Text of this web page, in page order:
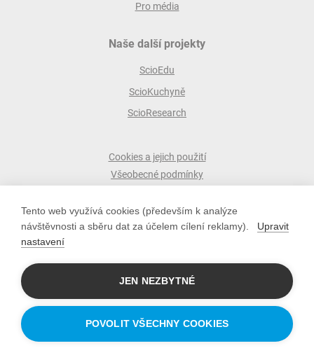
Tento web využívá cookies (především k analýze
návštěvnosti a sběru dat za účelem cílení reklamy).
Upravit
nastavení
JEN NEZBYTNÉ
POVOLIT VŠECHNY COOKIES
Pro média
Naše další projekty
ScioEdu
ScioKuchyně
ScioResearch
Cookies a jejich použití
Všeobecné podmínky
ScioŠkoly zakládá společnost Scio
scio s.r.o.
IČO: 10779442; DIČ: CZ10779442